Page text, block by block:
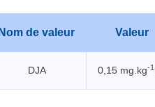
Nom de valeur Valeur
DJA 0,15 mg.kg-1